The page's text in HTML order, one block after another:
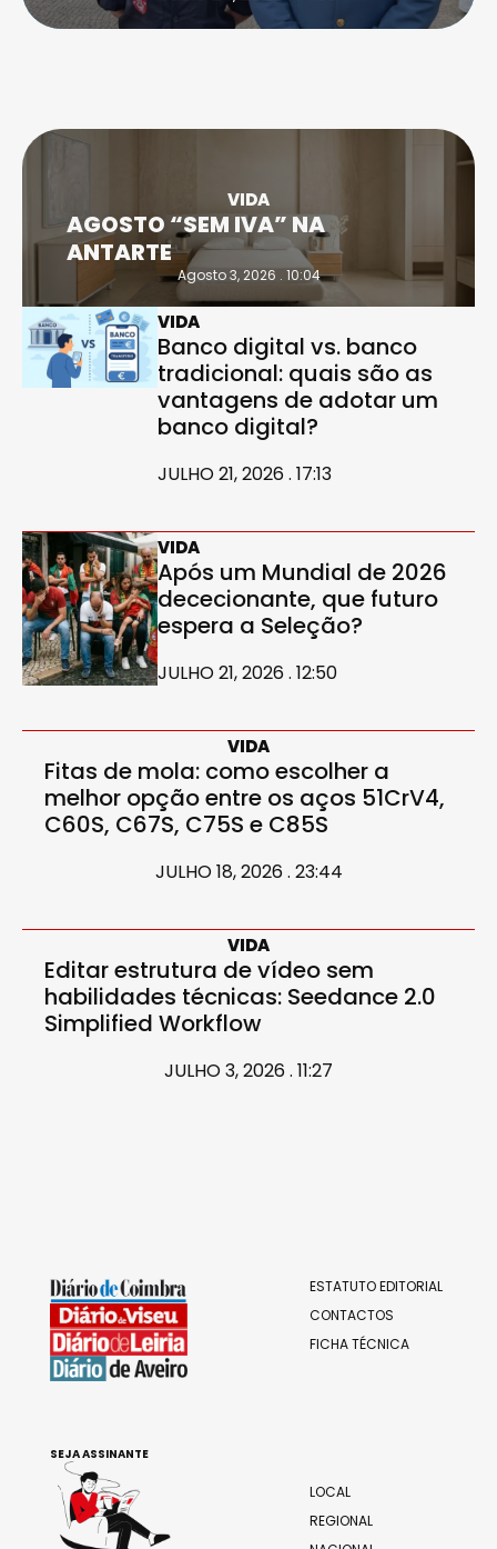
VIDA
AGOSTO “SEM IVA” NA
ANTARTE
Agosto 3, 2026 . 10:04
VIDA
Banco digital vs. banco
tradicional: quais são as
vantagens de adotar um
banco digital?
JULHO 21, 2026 . 17:13
VIDA
Após um Mundial de 2026
dececionante, que futuro
espera a Seleção?
JULHO 21, 2026 . 12:50
VIDA
Fitas de mola: como escolher a
melhor opção entre os aços 51CrV4,
C60S, C67S, C75S e C85S
JULHO 18, 2026 . 23:44
VIDA
Editar estrutura de vídeo sem
habilidades técnicas: Seedance 2.0
Simplified Workflow
JULHO 3, 2026 . 11:27
ESTATUTO EDITORIAL
CONTACTOS
FICHA TÉCNICA
LOCAL
REGIONAL
SEJA ASSINANTE